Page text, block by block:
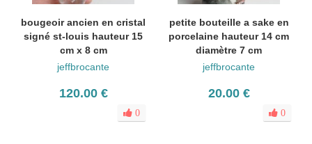
bougeoir ancien en cristal
signé st-louis hauteur 15
cm x 8 cm
jeffbrocante
120.00 €
0
petite bouteille a sake en
porcelaine hauteur 14 cm
diamètre 7 cm
jeffbrocante
20.00 €
0